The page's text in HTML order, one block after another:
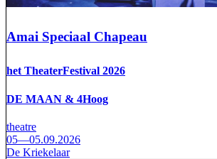
Amai Speciaal Chapeau
het TheaterFestival 2026
DE MAAN & 4Hoog
theatre
05—05.09.2026
De Kriekelaar